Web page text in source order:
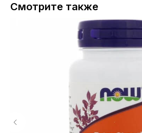
Смотрите также